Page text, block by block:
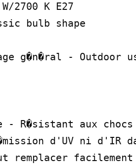
2700 K E27
bulb shape
g�n�ral - Outdoor
- R�sistant aux
d'UV ni d'IR
remplacer